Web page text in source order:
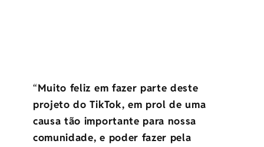
“Muito feliz em fazer parte deste
projeto do TikTok, em prol de uma
causa tão importante para nossa
comunidade, e poder fazer pela